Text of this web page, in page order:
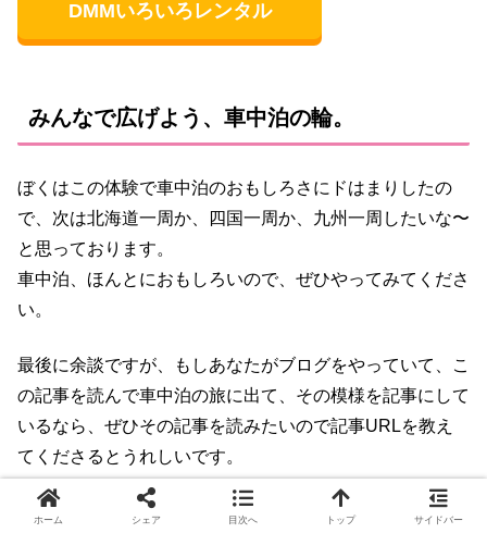
DMMいろいろレンタル
みんなで広げよう、車中泊の輪。
ぼくはこの体験で車中泊のおもしろさにドはまりしたの
で、次は北海道一周か、四国一周か、九州一周したいな〜
と思っております。
車中泊、ほんとにおもしろいので、ぜひやってみてくださ
い。
最後に余談ですが、もしあなたがブログをやっていて、こ
の記事を読んで車中泊の旅に出て、その模様を記事にして
いるなら、ぜひその記事を読みたいので記事URLを教え
てくださるとうれしいです。
twitterのメンションでも、このブログのプロフィールペー
ホーム シェア 目次へ トップ サイドバー